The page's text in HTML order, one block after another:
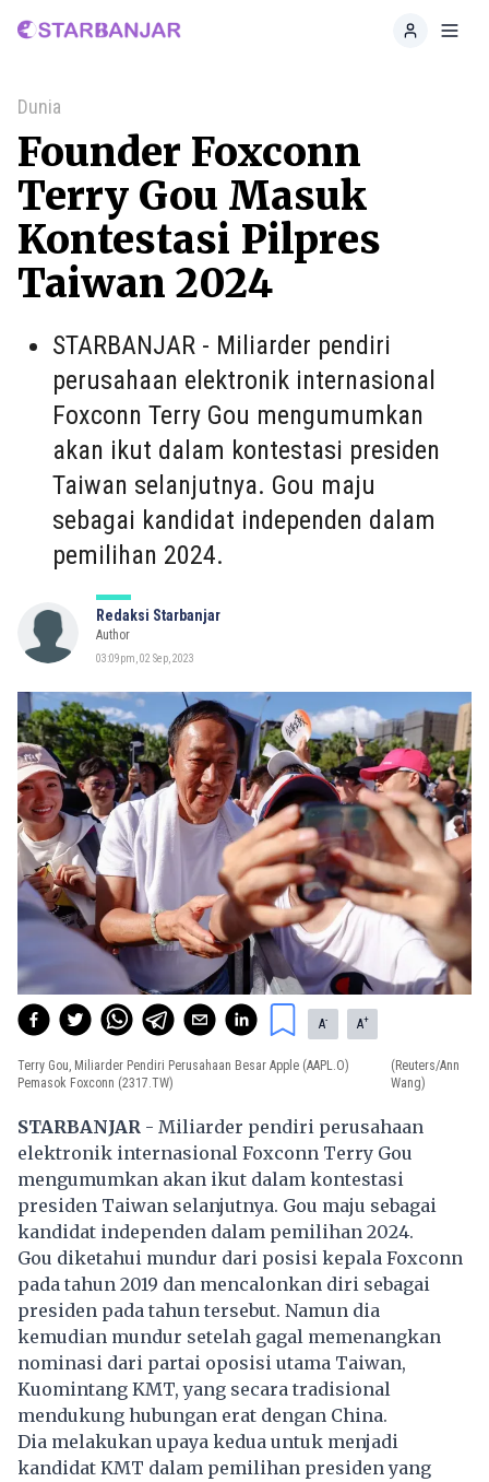
Home
Dunia
Founder Foxconn
Terry Gou Masuk
Kontestasi Pilpres
Taiwan 2024
STARBANJAR - Miliarder pendiri
perusahaan elektronik internasional
Foxconn Terry Gou mengumumkan
akan ikut dalam kontestasi presiden
Taiwan selanjutnya. Gou maju
sebagai kandidat independen dalam
pemilihan 2024.
Redaksi Starbanjar
Author
03:09pm, 02 Sep, 2023
A- A+
Terry Gou, Miliarder Pendiri Perusahaan Besar Apple (AAPL.O)
Pemasok Foxconn (2317.TW)
(Reuters/Ann
Wang)
STARBANJAR - Miliarder pendiri perusahaan
elektronik internasional Foxconn Terry Gou
mengumumkan akan ikut dalam kontestasi
presiden Taiwan selanjutnya. Gou maju sebagai
kandidat independen dalam pemilihan 2024.
Gou diketahui mundur dari posisi kepala Foxconn
pada tahun 2019 dan mencalonkan diri sebagai
presiden pada tahun tersebut. Namun dia
kemudian mundur setelah gagal memenangkan
nominasi dari partai oposisi utama Taiwan,
Kuomintang KMT, yang secara tradisional
mendukung hubungan erat dengan China.
Dia melakukan upaya kedua untuk menjadi
kandidat KMT dalam pemilihan presiden yang